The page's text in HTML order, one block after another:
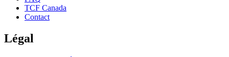
TCF Canada
Contact
Légal